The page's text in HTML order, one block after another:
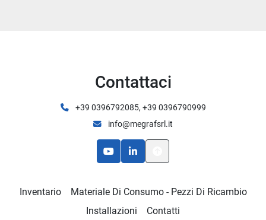
Contattaci
+39 0396792085, +39 0396790999
info@megrafsrl.it
youtubelinkedin
Inventario
Materiale Di Consumo - Pezzi Di Ricambio
Installazioni
Contatti